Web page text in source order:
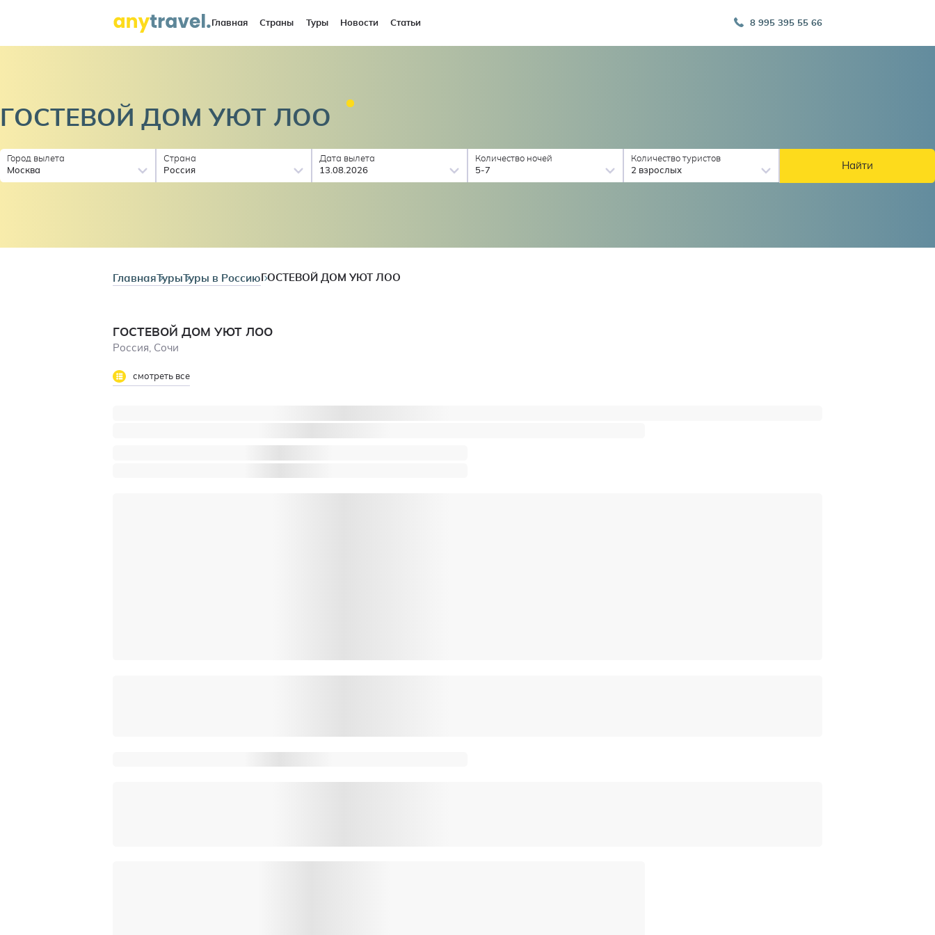
Главная Страны Туры Новости Статьи 8 995 395 55 66
ГОСТЕВОЙ ДОМ УЮТ ЛОО
Город вылета
Москва
Страна
Россия
Дата вылета
13.08.2026
Количество ночей
5-7
Количество туристов
2 взрослых
Найти
ГлавнаяТурыТуры в Россию ГОСТЕВОЙ ДОМ УЮТ ЛОО
ГОСТЕВОЙ ДОМ УЮТ ЛОО
Россия, Сочи
смотреть все